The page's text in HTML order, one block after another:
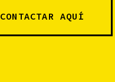
CONTACTAR AQUÍ